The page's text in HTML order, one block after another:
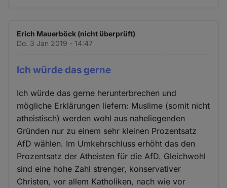
Erich Mauerböck (nicht überprüft)
Do. 3 Jan 2019 - 14:47
Ich würde das gerne
Ich würde das gerne herunterbrechen und
mögliche Erklärungen liefern: Muslime (somit nicht
atheistisch) werden wohl aus naheliegenden
Gründen nur zu einem sehr kleinen Prozentsatz
AfD wählen. Im Umkehrschluss erhöht das den
Prozentsatz der Atheisten für die AfD. Gleichwohl
sind eine hohe Zahl strenger, konservativer
Christen, vor allem Katholiken, nach wie vor